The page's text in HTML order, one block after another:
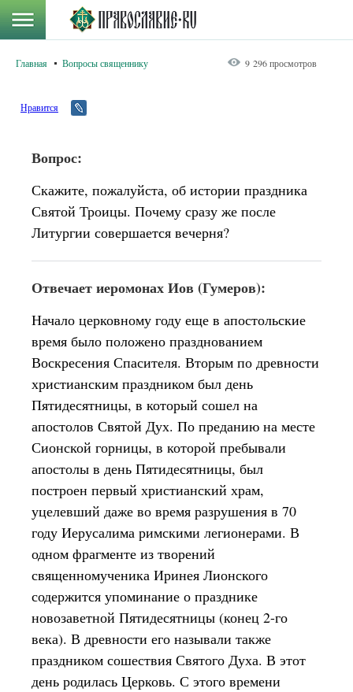
Главная Вопросы священнику 9 296 просмотров
Нравится
Вопрос:
Скажите, пожалуйста, об истории праздника
Святой Троицы. Почему сразу же после
Литургии совершается вечерня?
Отвечает иеромонах Иов (Гумеров):
Начало церковному году еще в апостольские
время было положено празднованием
Воскресения Спасителя. Вторым по древности
христианским праздником был день
Пятидесятницы, в который сошел на
апостолов Святой Дух. По преданию на месте
Сионской горницы, в которой пребывали
апостолы в день Пятидесятницы, был
построен первый христианский храм,
уцелевший даже во время разрушения в 70
году Иерусалима римскими легионерами. В
одном фрагменте из творений
священномученика Иринея Лионского
содержится упоминание о празднике
новозаветной Пятидесятницы (конец 2-го
века). В древности его называли также
праздником сошествия Святого Духа. В этот
день родилась Церковь. С этого времени